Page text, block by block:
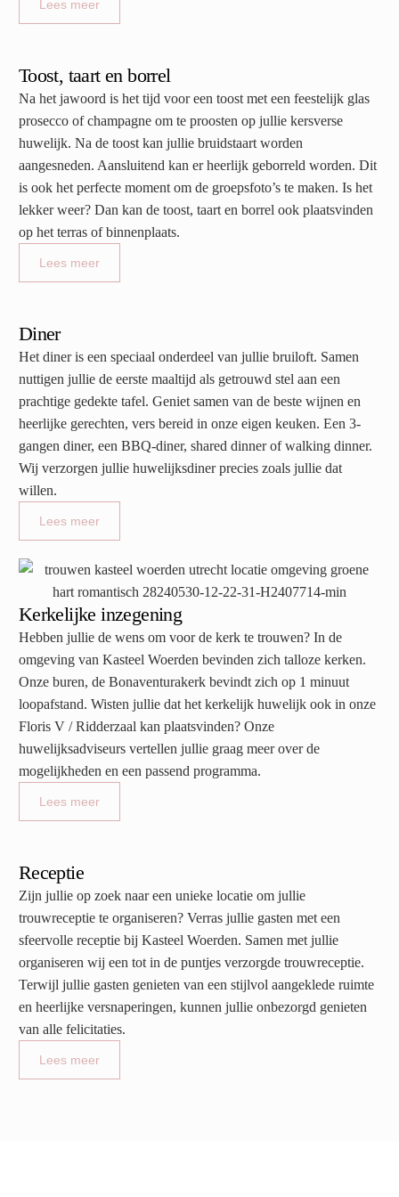
Lees meer
Toost, taart en borrel
Na het jawoord is het tijd voor een toost met een feestelijk glas
prosecco of champagne om te proosten op jullie kersverse
huwelijk. Na de toost kan jullie bruidstaart worden
aangesneden. Aansluitend kan er heerlijk geborreld worden. Dit
is ook het perfecte moment om de groepsfoto’s te maken. Is het
lekker weer? Dan kan de toost, taart en borrel ook plaatsvinden
op het terras of binnenplaats.
Lees meer
Diner
Het diner is een speciaal onderdeel van jullie bruiloft. Samen
nuttigen jullie de eerste maaltijd als getrouwd stel aan een
prachtige gedekte tafel. Geniet samen van de beste wijnen en
heerlijke gerechten, vers bereid in onze eigen keuken. Een 3-
gangen diner, een BBQ-diner, shared dinner of walking dinner.
Wij verzorgen jullie huwelijksdiner precies zoals jullie dat
willen.
Lees meer
Kerkelijke inzegening
Hebben jullie de wens om voor de kerk te trouwen? In de
omgeving van Kasteel Woerden bevinden zich talloze kerken.
Onze buren, de Bonaventurakerk bevindt zich op 1 minuut
loopafstand. Wisten jullie dat het kerkelijk huwelijk ook in onze
Floris V / Ridderzaal kan plaatsvinden? Onze
huwelijksadviseurs vertellen jullie graag meer over de
mogelijkheden en een passend programma.
Lees meer
Receptie
Zijn jullie op zoek naar een unieke locatie om jullie
trouwreceptie te organiseren? Verras jullie gasten met een
sfeervolle receptie bij Kasteel Woerden. Samen met jullie
organiseren wij een tot in de puntjes verzorgde trouwreceptie.
Terwijl jullie gasten genieten van een stijlvol aangeklede ruimte
en heerlijke versnaperingen, kunnen jullie onbezorgd genieten
van alle felicitaties.
Lees meer